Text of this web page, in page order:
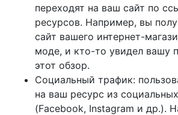
переходят на ваш сайт по
ресурсов. Например, вы
сайт вашего интернет-
моде, и кто-то увидел вашу
этот обзор.
Социальный трафик:
на ваш ресурс из
(Facebook, Instagram и др.).